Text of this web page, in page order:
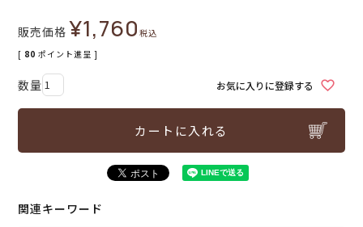
販売価格 ¥1,760税込
[ 80 ポイント進呈 ]
お気に入りに登録する
カートに入れる
関連キーワード